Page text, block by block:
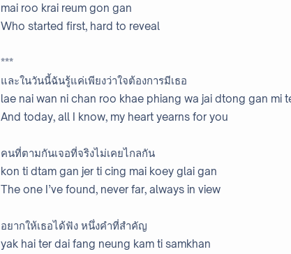
mai roo krai reum gon gan
Who started first, hard to reveal
***
และในวันนี้ฉันรู้แค่เพียงว่าใจต้องการมีเธอ
lae nai wan ni chan roo khae phiang wa jai dtong gan mi
And today, all I know, my heart yearns for you
คนที่ตามกันเจอที่จริงไม่เคยไกลกัน
kon ti dtam gan jer ti cing mai koey glai gan
The one I’ve found, never far, always in view
อยากให้เธอได้ฟัง หนึ่งคำที่สำคัญ
yak hai ter dai fang neung kam ti samkhan